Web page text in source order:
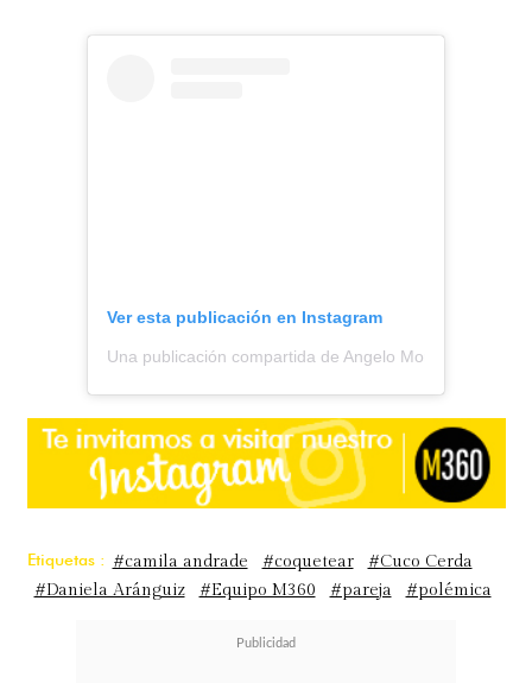
Ver esta publicación en Instagram
Una publicación compartida de Angelo Moreno || Todo
Etiquetas : #camila andrade #coquetear
#Cuco Cerda
#Daniela Aránguiz
#Equipo M360 #pareja #polémica